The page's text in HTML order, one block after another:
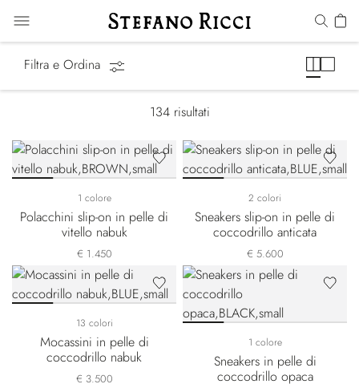
Filtra e Ordina
134 risultati
1 colore
Polacchini slip-on in pelle di
vitello nabuk
€ 1.450
2 colori
Sneakers slip-on in pelle di
coccodrillo anticata
€ 5.600
13 colori
Mocassini in pelle di
coccodrillo nabuk
€ 3.500
1 colore
Sneakers in pelle di
coccodrillo opaca